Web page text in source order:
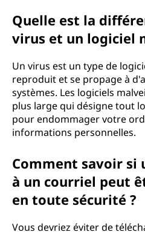
Quelle est la
virus et un
Un virus est un type de
reproduit et se propage à
systèmes. Les logiciels
plus large qui désigne tout
pour endommager votre
informations
Comment savoir si
à un courriel peut
en toute
Vous devriez éviter de